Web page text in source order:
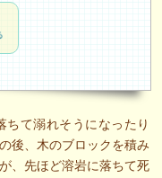
て溺れそうになったり
後、木のブロックを積み
、先ほど溶岩に落ちて死